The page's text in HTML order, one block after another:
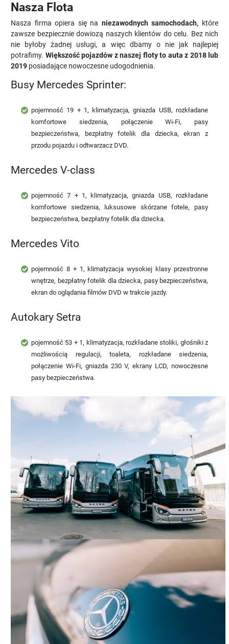
Nasza Flota
Nasza firma opiera się na niezawodnych samochodach, które
zawsze bezpiecznie dowiozą naszych klientów do celu. Bez nich
nie byłoby żadnej usługi, a więc dbamy o nie jak najlepiej
potrafimy. Większość pojazdów z naszej floty to auta z 2018 lub
2019 posiadające nowoczesne udogodnienia.
Busy Mercedes Sprinter:
pojemność 19 + 1, klimatyzacja, gniazda USB, rozkładane
komfortowe siedzenia, połączenie Wi-Fi, pasy
bezpieczeństwa, bezpłatny fotelik dla dziecka, ekran z
przodu pojazdu i odtwarzacz DVD.
Mercedes V-class
pojemność 7 + 1, klimatyzacja, gniazda USB, rozkładane
komfortowe siedzenia, luksusowe skórzane fotele, pasy
bezpieczeństwa, bezpłatny fotelik dla dziecka.
Mercedes Vito
pojemność 8 + 1, klimatyzacja wysokiej klasy przestronne
wnętrze, bezpłatny fotelik dla dziecka, pasy bezpieczeństwa,
ekran do oglądania filmów DVD w trakcie jazdy.
Autokary Setra
pojemność 53 + 1, klimatyzacja, rozkładane stoliki, głośniki z
możliwością regulacji, toaleta, rozkładane siedzenia,
połączenie Wi-Fi, gniazda 230 V, ekrany LCD, nowoczesne
pasy bezpieczeństwa.